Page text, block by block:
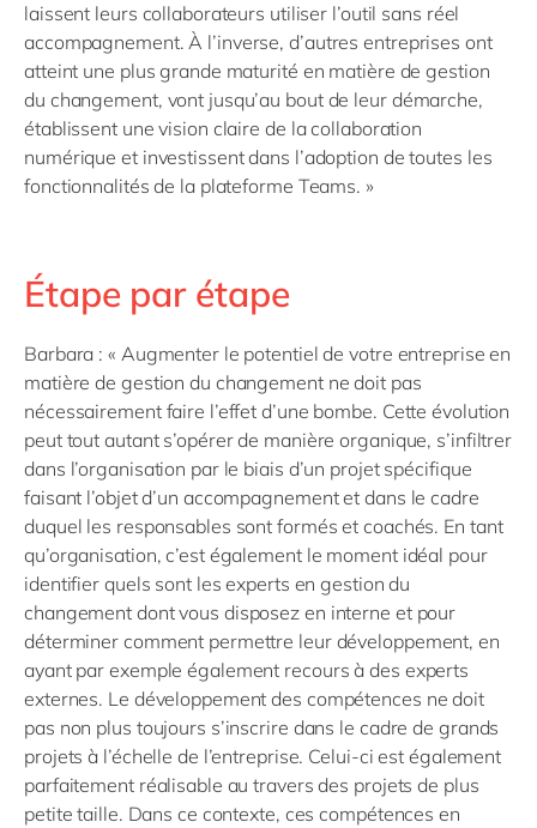
laissent leurs collaborateurs utiliser l’outil sans réel
accompagnement. À l’inverse, d’autres entreprises ont
atteint une plus grande maturité en matière de gestion
du changement, vont jusqu’au bout de leur démarche,
établissent une vision claire de la collaboration
numérique et investissent dans l’adoption de toutes les
fonctionnalités de la plateforme Teams. »
Étape par étape
Barbara : « Augmenter le potentiel de votre entreprise en
matière de gestion du changement ne doit pas
nécessairement faire l’effet d’une bombe. Cette évolution
peut tout autant s’opérer de manière organique, s’infiltrer
dans l’organisation par le biais d’un projet spécifique
faisant l’objet d’un accompagnement et dans le cadre
duquel les responsables sont formés et coachés. En tant
qu’organisation, c’est également le moment idéal pour
identifier quels sont les experts en gestion du
changement dont vous disposez en interne et pour
déterminer comment permettre leur développement, en
ayant par exemple également recours à des experts
externes. Le développement des compétences ne doit
pas non plus toujours s’inscrire dans le cadre de grands
projets à l’échelle de l’entreprise. Celui-ci est également
parfaitement réalisable au travers des projets de plus
petite taille. Dans ce contexte, ces compétences en